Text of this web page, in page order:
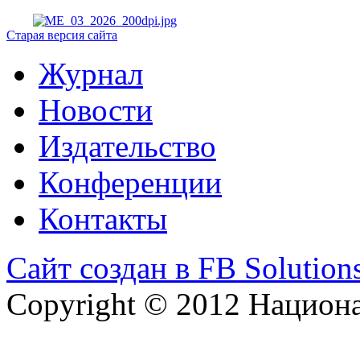
Старая версия сайта
Журнал
Новости
Издательство
Конференции
Контакты
Сайт создан в FB
Copyright © 2012